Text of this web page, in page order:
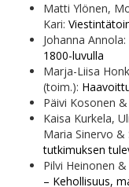
Matti Ylönen,
Kari:
Johanna Annola:
1800-luvulla
Marja-Liisa
(toim.):
Päivi Kosonen
Kaisa Kurkela,
Maria Sinervo &
tutkimuksen
Pilvi Heinonen
– Kehollisuus,